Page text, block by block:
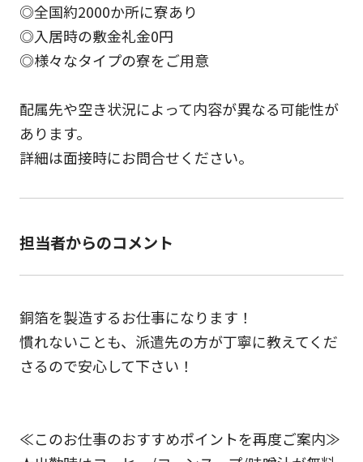
◎全国約2000か所に寮あり
◎入居時の敷金礼金0円
◎様々なタイプの寮をご用意
配属先や空き状況によって内容が異なる可能性が
あります。
詳細は面接時にお問合せください。
担当者からのコメント
銅箔を製造するお仕事になります！
慣れないことも、派遣先の方が丁寧に教えてくだ
さるので安心して下さい！
≪このお仕事のおすすめポイントを再度ご案内≫